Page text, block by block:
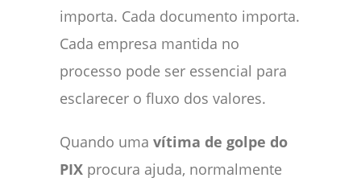
importa. Cada documento importa.
Cada empresa mantida no
processo pode ser essencial para
esclarecer o fluxo dos valores.
Quando uma vítima de golpe do
PIX procura ajuda, normalmente